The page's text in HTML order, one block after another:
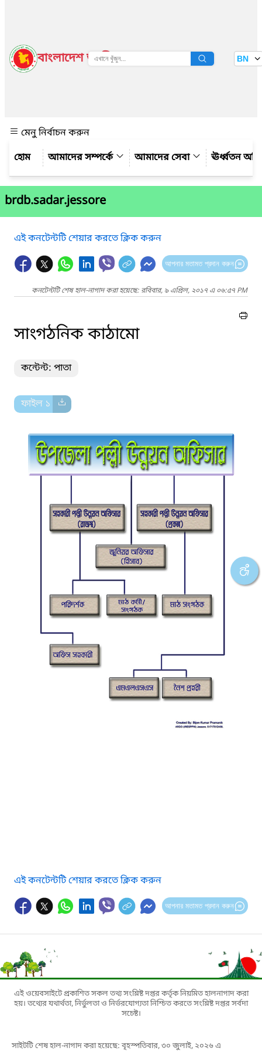
বাংলাদেশ জাতীয় তথ্য বাতায়ন BN
মেনু নির্বাচন করুন
আমাদের সম্পর্কে
আমাদের সেবা ঊর্ধ্বতন
brdb.sadar.jessore
এই কনটেন্টটি শেয়ার করতে ক্লিক করুন
আপনার মতামত প্রদান করুন
কনটেন্টটি শেষ হাল-নাগাদ করা হয়েছে: রবিবার, ৯ এপ্রিল, ২০১৭ এ ০৬:৫৭ PM
সাংগঠনিক কাঠামো
কন্টেন্ট: পাতা
ফাইল ১
এই কনটেন্টটি শেয়ার করতে ক্লিক করুন
আপনার মতামত প্রদান করুন
এই ওয়েবসাইটে প্রকাশিত সকল তথ্য সংশ্লিষ্ট দপ্তর কর্তৃক নিয়মিত হালনাগাদ করা
হয়। তথ্যের যথার্থতা, নির্ভুলতা ও নির্ভরযোগ্যতা নিশ্চিত করতে সংশ্লিষ্ট দপ্তর সর্বদা
সচেষ্ট।
সাইটটি শেষ হাল-নাগাদ করা হয়েছে: বৃহস্পতিবার, ৩০ জুলাই, ২০২৬ এ